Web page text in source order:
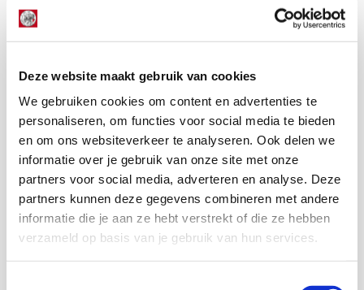
Deze website maakt gebruik van cookies
We gebruiken cookies om content en advertenties te
personaliseren, om functies voor social media te bieden
en om ons websiteverkeer te analyseren. Ook delen we
informatie over je gebruik van onze site met onze
partners voor social media, adverteren en analyse. Deze
partners kunnen deze gegevens combineren met andere
informatie die je aan ze hebt verstrekt of die ze hebben
verzameld op basis van je gebruik van hun services.
De relatieve onmacht in aanvallend opzicht kunnen we
onder een vergrootglas leggen. Dit kan onder meer door de
distributie binnen Zone 14 te checken. De bal werd in dit
gevaarlijke vierkant 33 keer gepasst, maar het leverde
maar weinig gevaar op. Dit kun je aflezen uit de richting
Er werd heel wat heen en weer gespeeld, van links naar
rechts, maar voorwaarts werd een moeilijk verhaal. Zelfs
de ballen die je als ‘pass vooruit’ kunt bestempelen, gingen